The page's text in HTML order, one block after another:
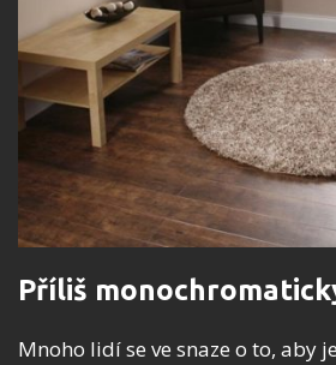
Příliš
Mnoho lidí se ve snaze o to, aby